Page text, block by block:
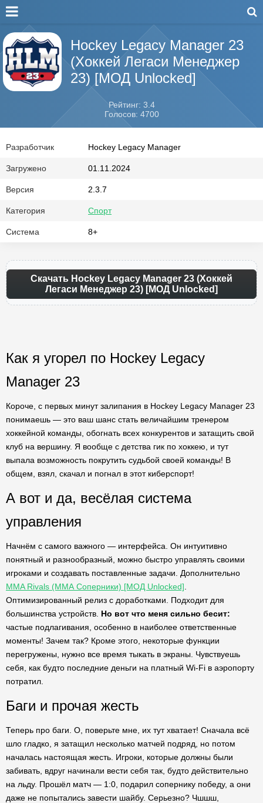
Hockey Legacy Manager 23
(Хоккей Легаси Менеджер
23) [МОД Unlocked]
Рейтинг: 3.4
Голосов: 4700
Разработчик Hockey Legacy Manager
Загружено 01.11.2024
Версия 2.3.7
Категория Спорт
Система 8+
Скачать Hockey Legacy Manager 23 (Хоккей
Легаси Менеджер 23) [МОД Unlocked]
Как я угорел по Hockey Legacy
Manager 23
Короче, с первых минут залипания в Hockey Legacy Manager 23
понимаешь — это ваш шанс стать величайшим тренером
хоккейной команды, обогнать всех конкурентов и затащить свой
клуб на вершину. Я вообще с детства гик по хоккею, и тут
выпала возможность покрутить судьбой своей команды! В
общем, взял, скачал и погнал в этот киберспорт!
А вот и да, весёлая система
управления
Начнём с самого важного — интерфейса. Он интуитивно
понятный и разнообразный, можно быстро управлять своими
игроками и создавать поставленные задачи. Дополнительно
MMA Rivals (ММА Соперники) [МОД Unlocked]
Оптимизированный релиз с доработками. Подходит для
большинства устройств. Но вот что меня сильно бесит:
частые подлагивания, особенно в наиболее ответственные
моменты! Зачем так? Кроме этого, некоторые функции
перегружены, нужно все время тыкать в экраны. Чувствуешь
себя, как будто последние деньги на платный Wi-Fi в аэропорту
потратил.
Баги и прочая жесть
Теперь про баги. О, поверьте мне, их тут хватает! Сначала всё
шло гладко, я затащил несколько матчей подряд, но потом
началась настоящая жесть. Игроки, которые должны были
забивать, вдруг начинали вести себя так, будто действительно
на льду. Прошёл матч — 1:0, подарил сопернику победу, а они
даже не попытались завести шайбу. Серьезно? Чшшш,